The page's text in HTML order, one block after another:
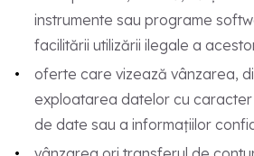
instrumente sau programe
facilitării utilizării ilegale a
oferte care vizează vânzarea,
exploatarea datelor cu
de date sau a informațiilor